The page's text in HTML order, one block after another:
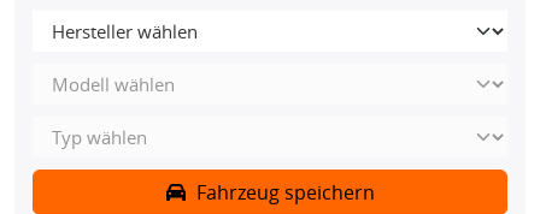
Fahrzeug speichern